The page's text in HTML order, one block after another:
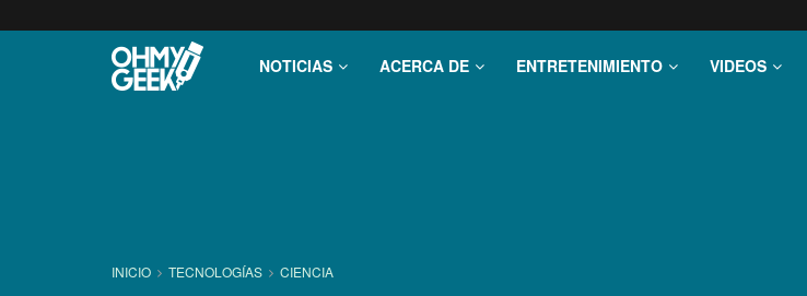
NOTICIAS ACERCA DE ENTRETENIMIENTO VIDEOS
INICIO TECNOLOGÍ­AS CIENCIA